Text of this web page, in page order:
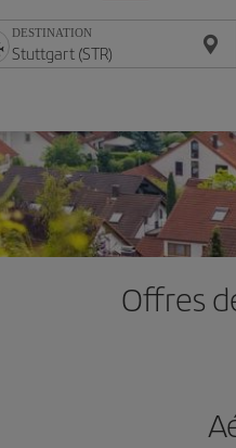
DESTINATION
Offres